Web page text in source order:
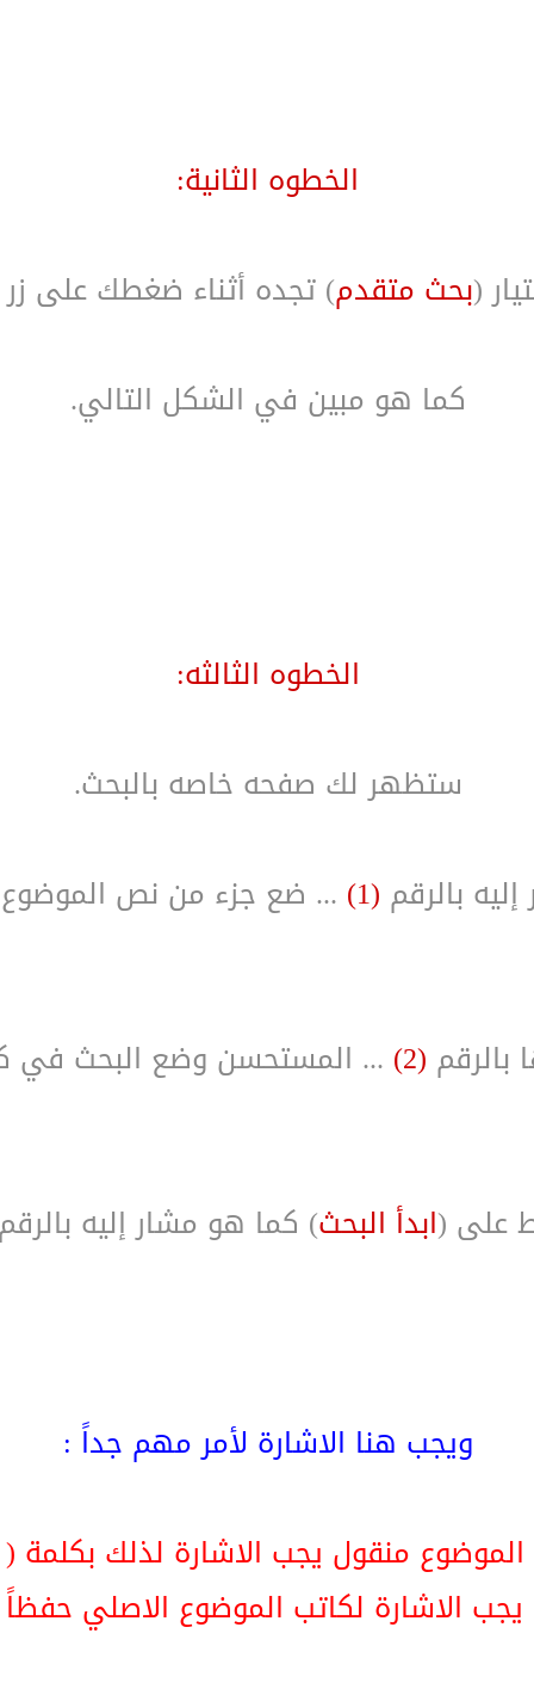
الخطوه الثانية:
(بحث متقدم) تجده أثناء ضغطك على
كما هو مبين في الشكل التالي.
الخطوه الثالثه:
ستظهر لك صفحه خاصه بالبحث.
بالرقم (1) ... ضع جزء من نص الموضوع
بالرقم (2) ... المستحسن وضع البحث في
على (ابدأ البحث) كما هو مشار إليه بالرقم
ويجب هنا الاشارة لأمر مهم جداً :
الاشارة لكاتب الموضوع الاصلي